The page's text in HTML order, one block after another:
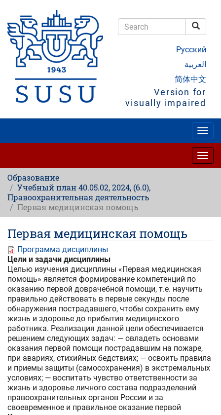
main
content
Русский
العربية
简体中文
Version for
visually impaired
Образование
Учебный план 40.05.02, 2024, (6.0),
Правоохранительная деятельность
Первая медицинская помощь
Первая медицинская помощь
Программа дисциплины
Цели и задачи дисциплины
Целью изучения дисциплины «Первая медицинская
помощь» является формирование компетенций по
оказанию первой доврачебной помощи, т.е. научить
правильно действовать в первые секунды после
обнаружения пострадавшего, чтобы сохранить ему
жизнь и здоровье до прибытия медицинского
работника. Реализация данной цели обеспечивается
решением следующих задач: — овладеть основами
оказания первой помощи пострадавшим на пожаре,
при авариях, стихийных бедствиях; — освоить правила
и приемы защиты (самосохранения) в экстремальных
условиях; — воспитать чувство ответственности за
жизнь и здоровье личного состава подразделений
правоохранительных органов России и за
своевременное и правильное оказание первой